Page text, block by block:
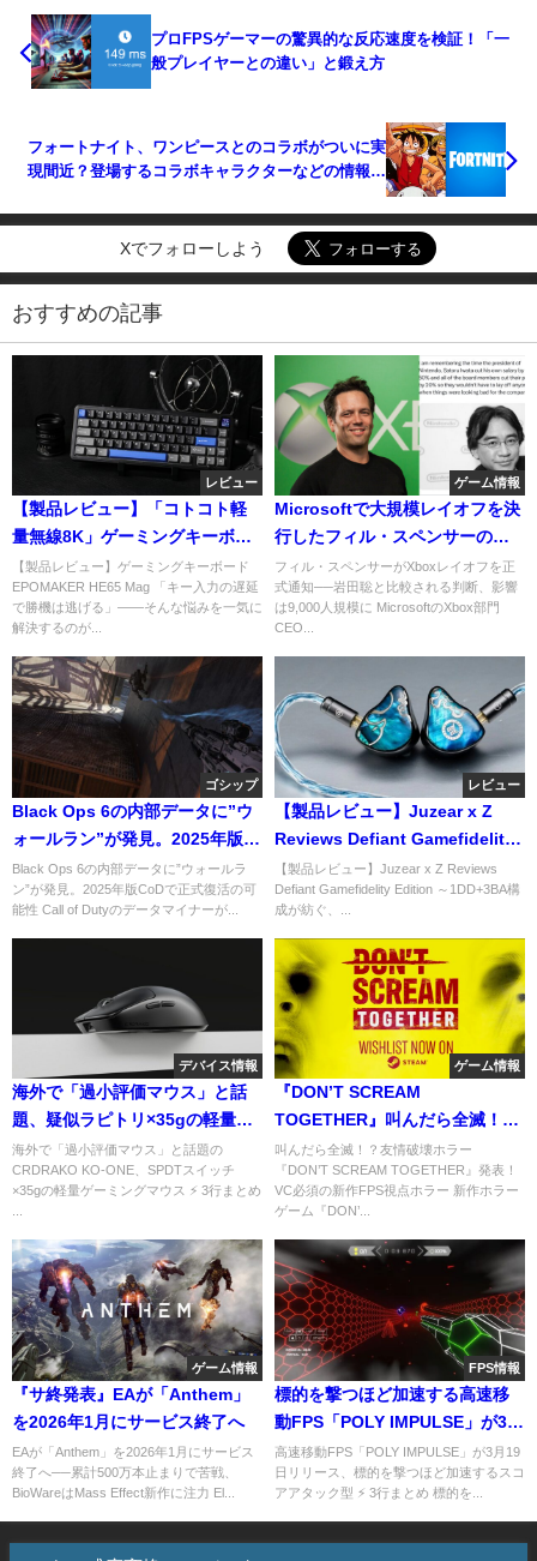
プロFPSゲーマーの驚異的な反応速度を検証！「一
般プレイヤーとの違い」と鍛え方
フォートナイト、ワンピースとのコラボがついに実
現間近？登場するコラボキャラクターなどの情報が
Xでフォローしよう
おすすめの記事
レビュー
【製品レビュー】「コトコト軽
量無線8K」ゲーミングキーボー
ド EPOMAKER HE65 Mag
【製品レビュー】ゲーミングキーボード
EPOMAKER HE65 Mag 「キー入力の遅延
で勝機は逃げる」――そんな悩みを一気に
解決するのが...
ゲーム情報
Microsoftで大規模レイオフを決
行したフィル・スペンサーの内
部メモが流出─「社員を守った元
任天堂社長・岩田聡氏はGOATだ
った」と比較する声も
フィル・スペンサーがXboxレイオフを正
式通知──岩田聡と比較される判断、影響
は9,000人規模に MicrosoftのXbox部門
CEO...
ゴシップ
Black Ops 6の内部データに”ウ
ォールラン”が発見。2025年版
CoDで正式復活の可能性
Black Ops 6の内部データに”ウォールラ
ン”が発見。2025年版CoDで正式復活の可
能性 Call of Dutyのデータマイナーが...
レビュー
【製品レビュー】Juzear x Z
Reviews Defiant Gamefidelity
Edition ゲーミングイヤホン IEM
【製品レビュー】Juzear x Z Reviews
Defiant Gamefidelity Edition ～1DD+3BA構
成が紡ぐ、...
デバイス情報
海外で「過小評価マウス」と話
題、疑似ラピトリ×35gの軽量ゲ
ーミングマウス「CRDRAKO
KO-ONE」
海外で「過小評価マウス」と話題の
CRDRAKO KO-ONE、SPDTスイッチ
×35gの軽量ゲーミングマウス ⚡ 3行まとめ
ゲーム情報
『DON’T SCREAM
TOGETHER』叫んだら全滅！？
友情破壊ホラゲー発表！—VC必
須の新作FPS視点ホラー
叫んだら全滅！？友情破壊ホラー
『DON’T SCREAM TOGETHER』発表！
VC必須の新作FPS視点ホラー 新作ホラー
ゲーム『DON’...
ゲーム情報
『サ終発表』EAが「Anthem」
を2026年1月にサービス終了へ
EAが「Anthem」を2026年1月にサービス
終了へ──累計500万本止まりで苦戦、
BioWareはMass Effect新作に注力 El...
FPS情報
標的を撃つほど加速する高速移
動FPS「POLY IMPULSE」が3月
19日リリース、エイム練習用途
としても注目
高速移動FPS「POLY IMPULSE」が3月19
日リリース、標的を撃つほど加速するスコ
アアタック型 ⚡ 3行まとめ 標的を...